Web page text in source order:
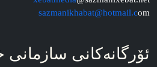
sazmanikhabat@hotmail.com
ئۆرگانه‌کانی سازمانی